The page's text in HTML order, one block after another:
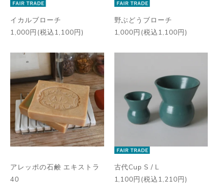
イカルブローチ
1,000円(税込1,100円)
野ぶどうブローチ
1,000円(税込1,100円)
アレッポの石鹸 エキストラ
40
古代Cup S / L
1,100円(税込1,210円)